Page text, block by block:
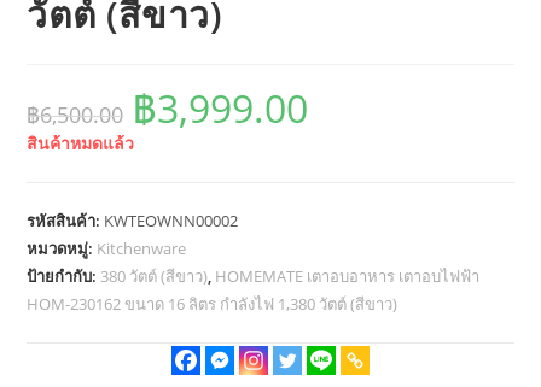
วัตต์ (สีขาว)
฿6,500.00 Original
price
฿6,500.00.
฿3,999.00
สินค้าหมดแล้ว
รหัสสินค้า: KWTEOWNN00002
หมวดหมู่: Kitchenware
ป้ายกำกับ: 380 วัตต์ (สีขาว), HOMEMATE เตาอบอาหาร เตาอบไฟฟ้า
HOM-230162 ขนาด 16 ลิตร กำลังไฟ 1,380 วัตต์ (สีขาว)